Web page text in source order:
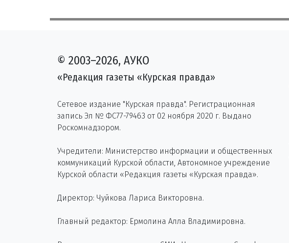
© 2003–2026, АУКО
«Редакция газеты «Курская правда»
Сетевое издание "Курская правда". Регистрационная
запись Эл № ФС77-79463 от 02 ноября 2020 г. Выдано
Роскомнадзором.
Учредители: Министерство информации и общественных
коммуникаций Курской области, Автономное учреждение
Курской области «Редакция газеты «Курская правда».
Директор: Чуйкова Лариса Викторовна.
Главный редактор: Ермолина Алла Владимировна.